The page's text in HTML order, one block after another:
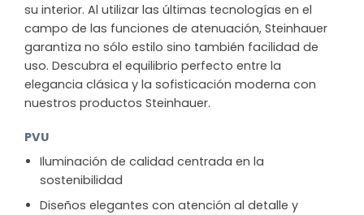
su interior. Al utilizar las últimas tecnologías en el
campo de las funciones de atenuación, Steinhauer
garantiza no sólo estilo sino también facilidad de
uso. Descubra el equilibrio perfecto entre la
elegancia clásica y la sofisticación moderna con
nuestros productos Steinhauer.
PVU
Iluminación de calidad centrada en la
sostenibilidad
Diseños elegantes con atención al detalle y